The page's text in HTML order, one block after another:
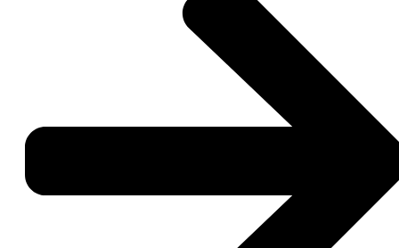
A ação reuniu produtores, académicos, técnicos e representantes de
diferentes entidades interessados em conhecer uma tecnologia inovadora de
monitorização florestal capaz de recolher e transmitir, em tempo real,
informação detalhada sobre o estado fisiológico das árvores e as condições
A sessão teve início com um conjunto de apresentações técnicas dedicadas à
gestão sustentável do montado e da floresta mediterrânica, ao
recolhidos pela tecnologia.